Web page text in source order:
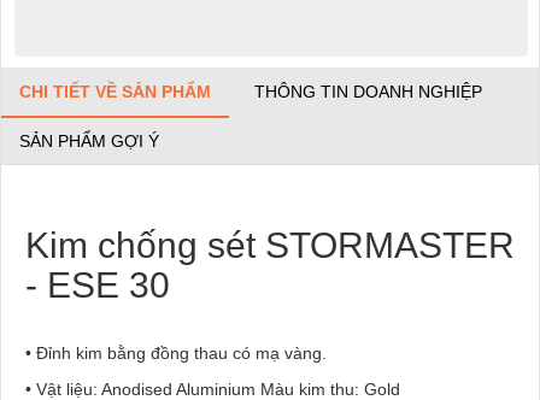
CHI TIẾT VỀ SẢN PHẨM THÔNG TIN DOANH NGHIỆP
SẢN PHẨM GỢI Ý
Kim chống sét STORMASTER
- ESE 30
• Đỉnh kim bằng đồng thau có mạ vàng.
• Vật liệu: Anodised Aluminium Màu kim thu: Gold